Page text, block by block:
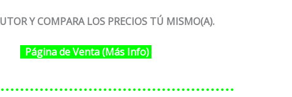
Y COMPARA LOS PRECIOS TÚ MISMO(A).
Página de Venta (Más Info)